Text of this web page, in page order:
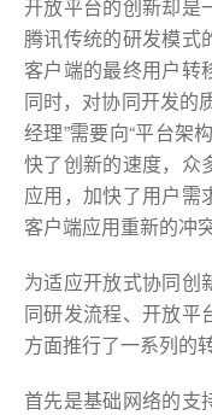
开放平台的创新却是
腾讯传统的研发模式
客户端的最终用户转
同时，对协同开发的
经理”需要向“平台架
快了创新的速度，众
应用，加快了用户需
客户端应用重新的冲突
为适应开放式协同创
同研发流程、开放平
方面推行了一系列的
首先是基础网络的支